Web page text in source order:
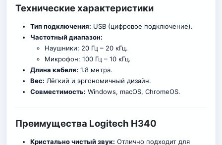
Технические характеристики
Тип подключения: USB (цифровое подключение).
Частотный диапазон:
Наушники: 20 Гц – 20 кГц.
Микрофон: 100 Гц – 10 кГц.
Длина кабеля: 1.8 метра.
Вес: Лёгкий и эргономичный дизайн.
Совместимость: Windows, macOS, ChromeOS.
Преимущества Logitech H340
Кристально чистый звук: Отлично подходит для